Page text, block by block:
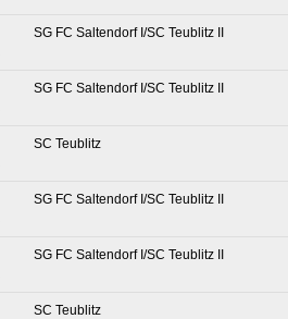
SG FC Saltendorf I/SC Teublitz II
SG FC Saltendorf I/SC Teublitz II
SC Teublitz
SG FC Saltendorf I/SC Teublitz II
SG FC Saltendorf I/SC Teublitz II
SC Teublitz